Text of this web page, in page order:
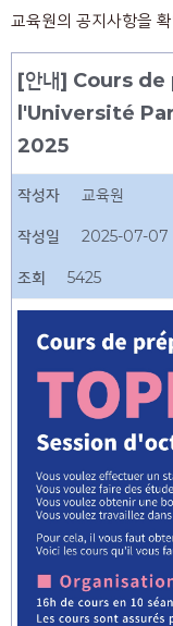
교육원의 공지사항을 확
[안내] Cours
l'Université
2025
작성자 교육원
작성일 2025-07-
조회 5425